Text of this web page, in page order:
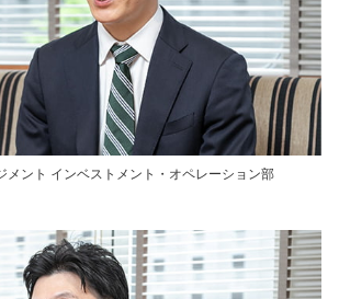
メント インベストメント・オペレーション部